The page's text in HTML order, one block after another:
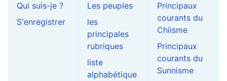
Qui suis-je ?
S'enregistrer
Les peuples
les
principales
rubriques
liste
alphabétique
Principaux
courants du
Chiisme
Principaux
courants du
Sunnisme